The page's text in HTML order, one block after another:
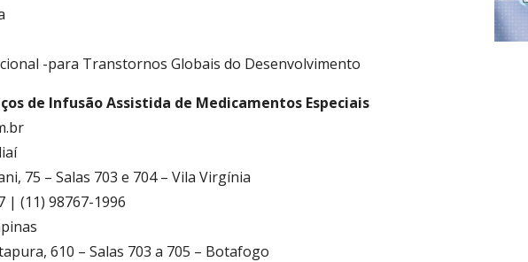
-para Transtornos Globais do Desenvolvimento
de Infusão Assistida de Medicamentos Especiais
75 – Salas 703 e 704 – Vila Virgínia
| (11) 98767-1996
610 – Salas 703 a 705 – Botafogo